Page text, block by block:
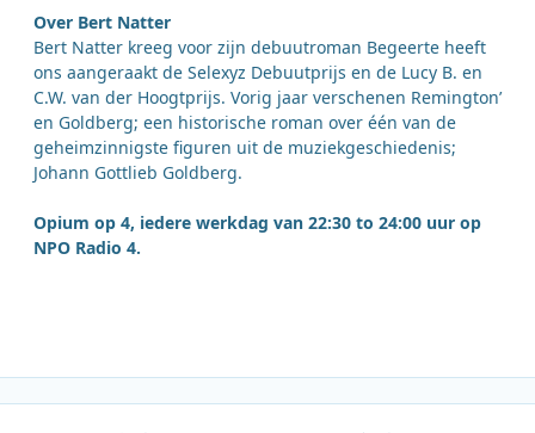
Over Bert Natter
Bert Natter kreeg voor zijn debuutroman Begeerte heeft
ons aangeraakt de Selexyz Debuutprijs en de Lucy B. en
C.W. van der Hoogtprijs. Vorig jaar verschenen Remington’
en Goldberg; een historische roman over één van de
geheimzinnigste figuren uit de muziekgeschiedenis;
Johann Gottlieb Goldberg.
Opium op 4, iedere werkdag van 22:30 to 24:00 uur op
NPO Radio 4.